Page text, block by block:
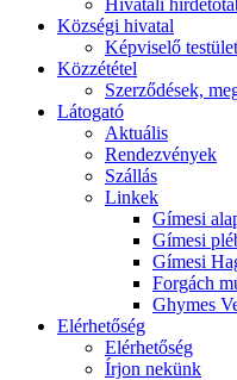
Hivatali
Községi hivatal
Képviselő testület
Közzététel
Szerződések,
Látogató
Aktuális
Rendezvények
Szállás
Linkek
Gímesi
Gímesi
Gímesi
Forgách
Ghymes
Elérhetőség
Elérhetőség
Írjon nekünk